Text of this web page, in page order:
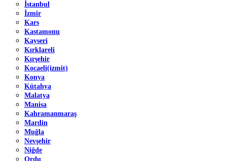
İstanbul
İzmir
Kars
Kastamonu
Kayseri
Kırklareli
Kırşehir
Kocaeli(izmit)
Konya
Kütahya
Malatya
Manisa
Kahramanmaraş
Mardin
Muğla
Nevşehir
Niğde
Ordu